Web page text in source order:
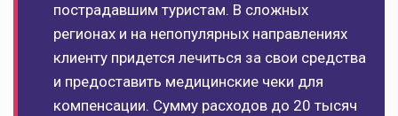
пострадавшим туристам. В сложных
регионах и на непопулярных направлениях
клиенту придется лечиться за свои средства
и предоставить медицинские чеки для
компенсации. Сумму расходов до 20 тысяч